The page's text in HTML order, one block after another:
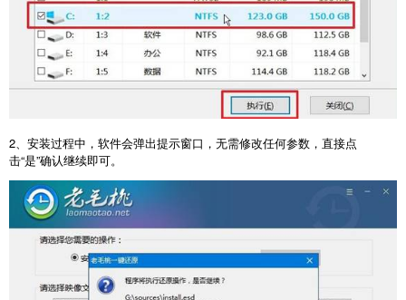
2、安装过程中，软件会弹出提示窗口，无需修改任何参数，直接点
击“是”确认继续即可。